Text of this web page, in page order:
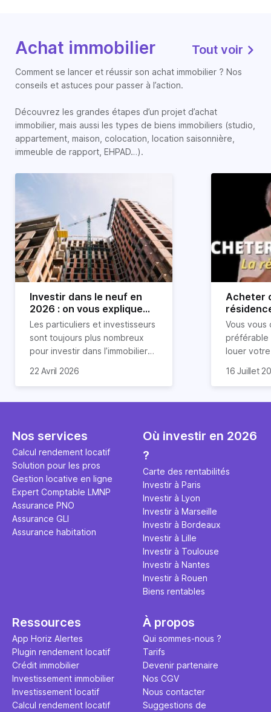
Achat immobilier Tout voir
Comment se lancer et réussir son achat immobilier ? Nos
conseils et astuces pour passer à l’action.
Découvrez les grandes étapes d’un projet d’achat
immobilier, mais aussi les types de biens immobiliers (studio,
appartement, maison, colocation, location saisonnière,
immeuble de rapport, EHPAD…).
Investir dans le neuf en
2026 : on vous explique
tout !
Les particuliers et investisseurs
sont toujours plus nombreux
pour investir dans l’immobilier
nombreux avantages à choisir
expliquons tout dans cet
22 Avril 2026
Acheter
règle
révélée
Vous vous
préférable
louer
expert en
règle
ce secret
l'argent
principale
études et
16 Juillet
Nos services
Calcul rendement locatif
Solution pour les pros
Gestion locative en ligne
Expert Comptable LMNP
Assurance PNO
Assurance GLI
Assurance habitation
Où investir en 2026
?
Carte des rentabilités
Investir à Paris
Investir à Lyon
Investir à Marseille
Investir à Bordeaux
Investir à Lille
Investir à Toulouse
Investir à Nantes
Investir à Rouen
Biens rentables
Ressources
App Horiz Alertes
Plugin rendement locatif
Crédit immobilier
Investissement immobilier
Investissement locatif
Calcul rendement locatif
À propos
Qui sommes-nous ?
Tarifs
Devenir partenaire
Nos CGV
Nous contacter
Suggestions de